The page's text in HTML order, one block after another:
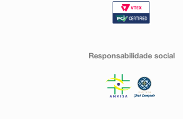
Responsabilidade social